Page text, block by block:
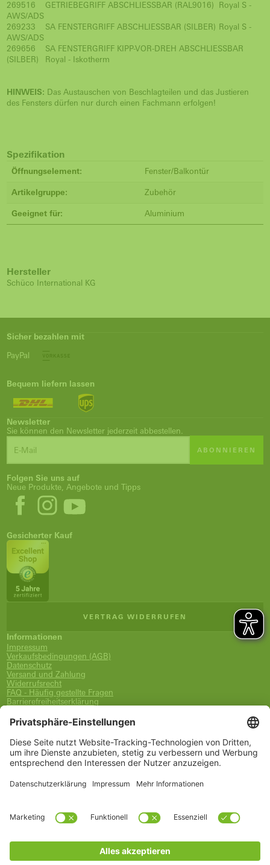
269516
GETRIEBEGRIFF ABSCHLIESSBAR (RAL9016)
Royal S -
AWS/ADS
269233
SA FENSTERGRIFF ABSCHLIESSBAR (SILBER) Royal S -
AWS/ADS
269656
SA FENSTERGRIFF KIPP-VOR-DREH ABSCHLIESSBAR
(SILBER)
Royal - Iskotherm
HINWEIS: Das Austauschen von Beschlagteilen und das Justieren
des Fensters dürfen nur durch einen Fachmann erfolgen!
Spezifikation
Öffnungselement: Fenster/Balkontür
Artikelgruppe: Zubehör
Geeignet für: Aluminium
Hersteller
Schüco International KG
Sicher bezahlen mit
PayPal
Bequem liefern lassen
Newsletter
Sie können den Newsletter jederzeit abbestellen.
ABONNIEREN
Folgen Sie uns auf
Neue Produkte, Angebote und Tipps
Gesicherter Kauf
VERTRAG WIDERRUFEN
Informationen
Impressum
Verkaufsbedingungen (AGB)
Datenschutz
Versand und Zahlung
Widerrufsrecht
FAQ - Häufig gestellte Fragen
Barrierefreiheitserklärung
Warenkorb
Merkzettel
Konto
www.schueco.com
shop@schueco.com
Schüco International KG
Kategorien